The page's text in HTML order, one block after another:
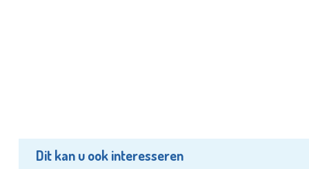
Dit kan u ook interesseren